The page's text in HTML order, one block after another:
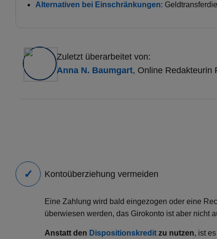
Alternativen bei Einschränkungen:
Zuletzt überarbeitet von:
Anna N. Baumgart, Online Redakteurin
Kontoüberziehung vermeiden
Eine Zahlung wird bald eingezogen oder eine
überwiesen werden, das Girokonto ist aber nicht
Anstatt den Dispositionskredit zu nutzen, ist